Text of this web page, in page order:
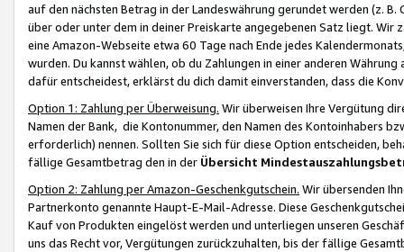
auf den nächsten Betrag in der Landeswährung gerundet werden (z.
über oder unter dem in deiner Preiskarte angegebenen Satz liegt.
eine Amazon-Webseite etwa 60 Tage nach Ende jedes
wurden. Du kannst wählen, ob du Zahlungen in einer anderen
dafür entscheidest, erklärst du dich damit einverstanden, dass die
Option 1: Zahlung per Überweisung. Wir überweisen Ihre Vergütung
Namen der Bank, die Kontonummer, den Namen des Kontoinhabers
erforderlich) nennen. Sollten Sie sich für diese Option entscheiden,
fällige Gesamtbetrag den in der Übersicht
Option 2: Zahlung per Amazon-Geschenkgutschein. Wir übersenden
Partnerkonto genannte Haupt-E-Mail-Adresse. Diese
Kauf von Produkten eingelöst werden und unterliegen unseren
uns das Recht vor, Vergütungen zurückzuhalten, bis der fällige